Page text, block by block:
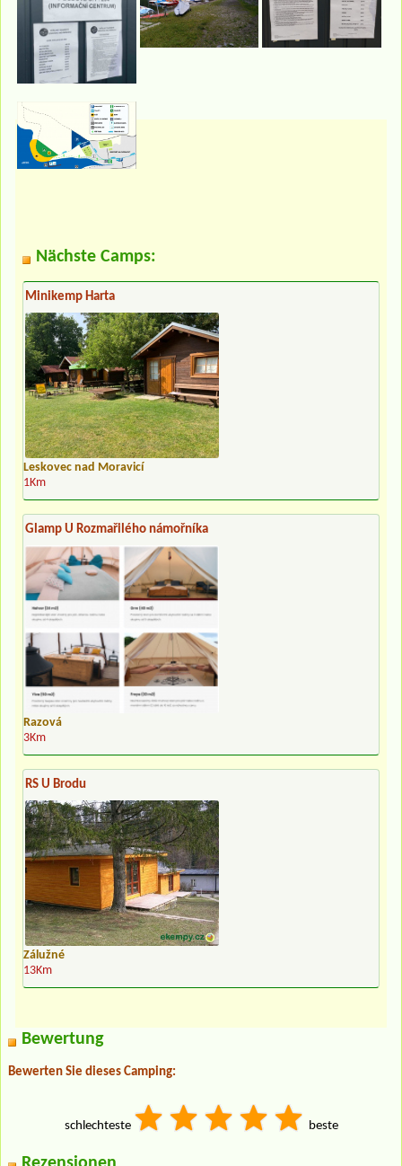
Nächste Camps:
Minikemp Harta
Leskovec nad Moravicí
1Km
Glamp U Rozmařilého námořníka
Razová
3Km
RS U Brodu
Zálužné
13Km
Bewertung
Bewerten Sie dieses Camping:
schlechteste beste